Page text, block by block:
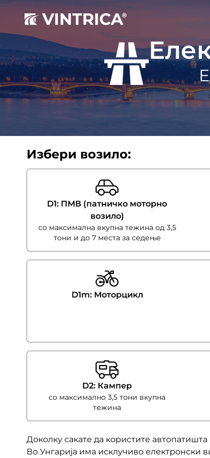
Доколку сакате да користите
Во Унгарија има исклучиво електронски
Избери возило:
D1: ПМВ (патничко моторно
возило)
со максимална вкупна тежина од 3,5
тони и до 7 места за седење
D1m: Моторцикл
D2: Кампер
со максимално 3,5 тони вкупна
тежина